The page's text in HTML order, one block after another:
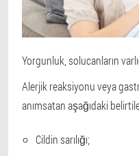
Yorgunluk, solucanların
Alerjik reaksiyonu veya
anımsatan aşağıdaki
Cildin sarılığı;